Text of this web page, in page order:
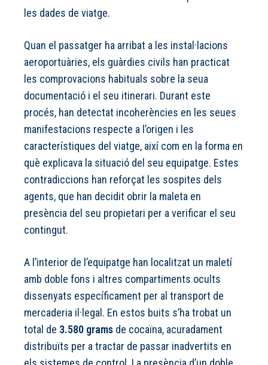
les dades de viatge.
Quan el passatger ha arribat a les instal·lacions
aeroportuàries, els guàrdies civils han practicat
les comprovacions habituals sobre la seua
documentació i el seu itinerari. Durant este
procés, han detectat incoherències en les seues
manifestacions respecte a l’origen i les
característiques del viatge, així com en la forma en
què explicava la situació del seu equipatge. Estes
contradiccions han reforçat les sospites dels
agents, que han decidit obrir la maleta en
presència del seu propietari per a verificar el seu
contingut.
A l’interior de l’equipatge han localitzat un maletí
amb doble fons i altres compartiments ocults
dissenyats específicament per al transport de
mercaderia il·legal. En estos buits s’ha trobat un
total de 3.580 grams de cocaïna, acuradament
distribuïts per a tractar de passar inadvertits en